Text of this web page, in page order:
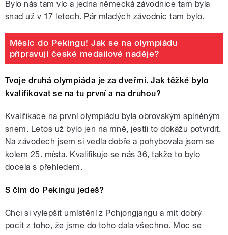
Bylo nás tam víc a jedna německá závodnice tam byla
snad už v 17 letech. Pár mladých závodnic tam bylo.
Měsíc do Pekingu! Jak se na olympiádu
připravují české medailové naděje?
Tvoje druhá olympiáda je za dveřmi. Jak těžké bylo
kvalifikovat se na tu první a na druhou?
Kvalifikace na první olympiádu byla obrovským splněným
snem. Letos už bylo jen na mně, jestli to dokážu potvrdit.
Na závodech jsem si vedla dobře a pohybovala jsem se
kolem 25. místa. Kvalifikuje se nás 36, takže to bylo
docela s přehledem.
S čím do Pekingu jedeš?
Chci si vylepšit umístění z Pchjongjangu a mít dobrý
pocit z toho, že jsme do toho dala všechno. Moc se